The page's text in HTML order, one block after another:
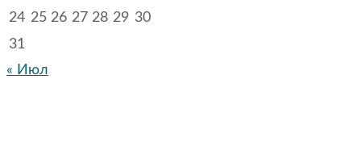
24 25 26 27 28 29 30
31
« Июл